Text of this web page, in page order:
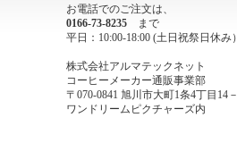
お電話でのご注文は、
0166-73-8235 まで
平日：10:00-18:00 (土日祝祭日休み）
株式会社アルマテックネット
コーヒーメーカー通販事業部
〒070-0841 旭川市大町1条4丁目14
ワンドリームピクチャーズ内